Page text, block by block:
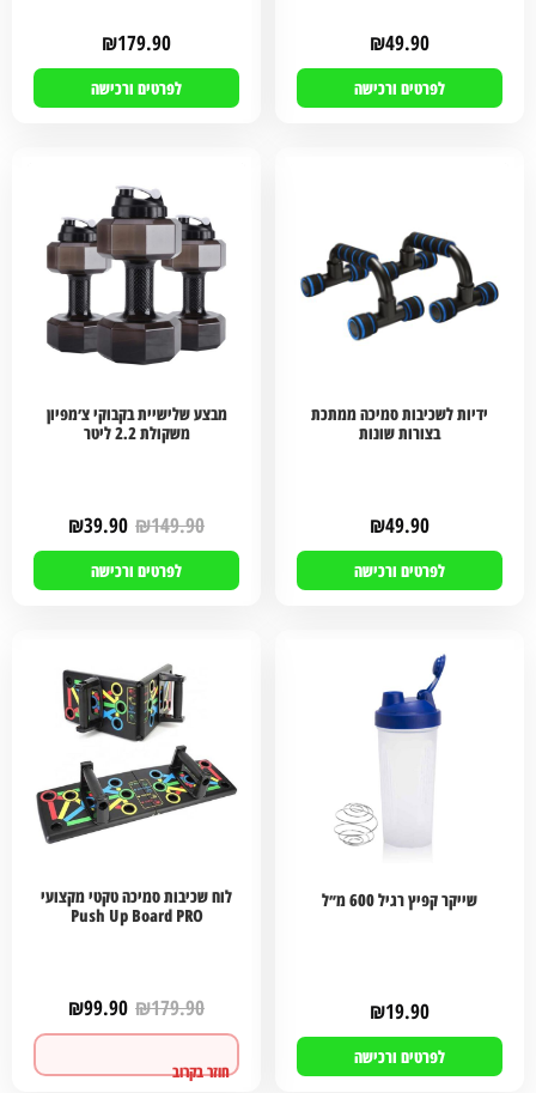
₪49.90
לפרטים ורכישה
₪179.90
לפרטים ורכישה
ידיות לשכיבות סמיכה ממתכת
בצורות שונות
₪49.90
לפרטים ורכישה
מבצע שלישיית בקבוקי צ׳מפיון
משקולת 2.2 ליטר
₪149.90
₪39.90
לפרטים ורכישה
שייקר קפיץ רגיל 600 מ״ל
₪19.90
לפרטים ורכישה
לוח שכיבות סמיכה טקטי מקצועי
Push Up Board PRO
₪179.90
₪99.90